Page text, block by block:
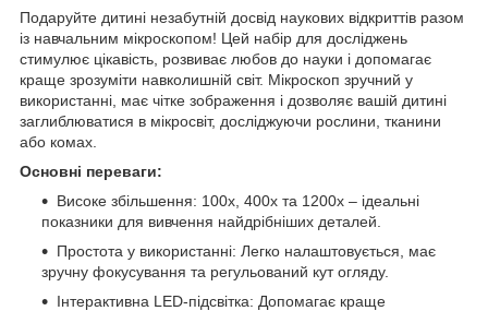
Подаруйте дитині незабутній досвід наукових відкриттів разом
із навчальним мікроскопом! Цей набір для досліджень
стимулює цікавість, розвиває любов до науки і допомагає
краще зрозуміти навколишній світ. Мікроскоп зручний у
використанні, має чітке зображення і дозволяє вашій дитині
заглиблюватися в мікросвіт, досліджуючи рослини, тканини
або комах.
Основні переваги:
Високе збільшення: 100х, 400х та 1200х – ідеальні
показники для вивчення найдрібніших деталей.
Простота у використанні: Легко налаштовується, має
зручну фокусування та регульований кут огляду.
Інтерактивна LED-підсвітка: Допомагає краще